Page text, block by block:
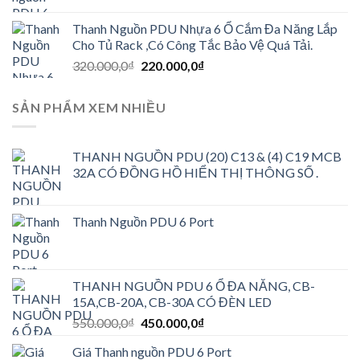
Thanh Nguồn PDU Nhựa 6 Ổ Cắm Đa Năng Lắp
Cho Tủ Rack ,Có Công Tắc Bảo Vệ Quá Tải.
320.000,0₫ Giá
là:
320.000,0₫.
220.000,0₫Giá
SẢN PHẨM XEM NHIỀU
THANH NGUỒN PDU (20) C13 & (4) C19 MCB
32A CÓ ĐỒNG HỒ HIỂN THỊ THÔNG SỐ .
Thanh Nguồn PDU 6 Port
THANH NGUỒN PDU 6 Ổ ĐA NĂNG, CB-
15A,CB-20A, CB-30A CÓ ĐÈN LED
550.000,0₫ Giá
là:
450.000,0₫Giá
tại
Giá Thanh nguồn PDU 6 Port